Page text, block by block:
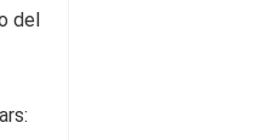
del